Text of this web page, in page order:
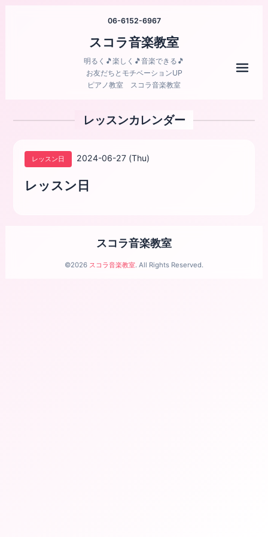
06-6152-6967
スコラ音楽教室
明るく🎵楽しく🎵音楽できる🎵
お友だちとモチベーションUP
ピアノ教室 スコラ音楽教室
レッスンカレンダー
レッスン日 2024-06-27 (Thu)
レッスン日
スコラ音楽教室
©2026 スコラ音楽教室. All Rights Reserved.